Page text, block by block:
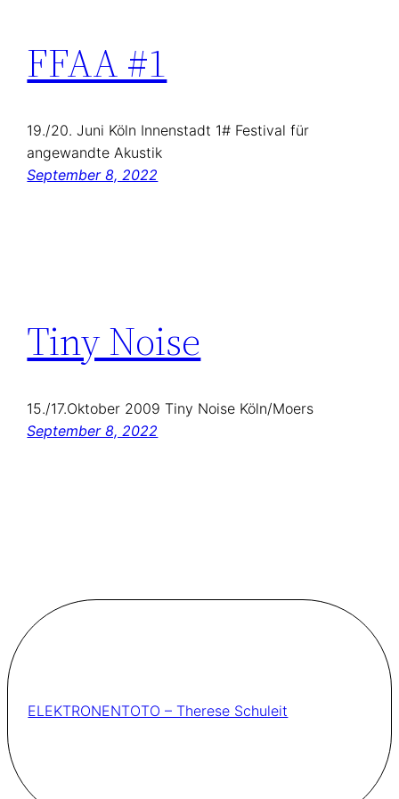
FFAA #1
19./20. Juni Köln Innenstadt 1# Festival für
angewandte Akustik
September 8, 2022
Tiny Noise
15./17.Oktober 2009 Tiny Noise Köln/Moers
September 8, 2022
ELEKTRONENTOTO – Therese Schuleit